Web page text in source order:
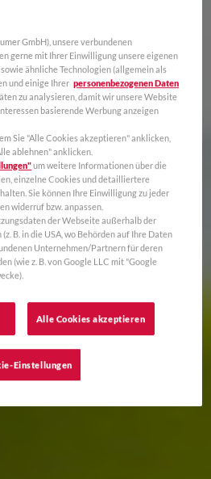
GmbH), unsere verbundenen
gerne mit Ihrer Einwilligung unsere eigenen
ähnliche Technologien (allgemein als
und einige Ihrer personenbezogenen Daten
zu analysieren, damit wir unsere Website
basierende Werbung anzeigen
Sie "Alle Cookies akzeptieren" anklicken,
ablehnen" anklicken.
um weitere Informationen über die
einzelne Cookies und detailliertere
Sie können Ihre Einwilligung zu jeder
widerruf bzw. anpassen.
der Webseite außerhalb der
B. in die USA, wo Behörden auf Ihre Daten
Unternehmen/Partnern für deren
(wie z. B. von Google LLC mit "Google
Alle Cookies akzeptieren
Einstellungen